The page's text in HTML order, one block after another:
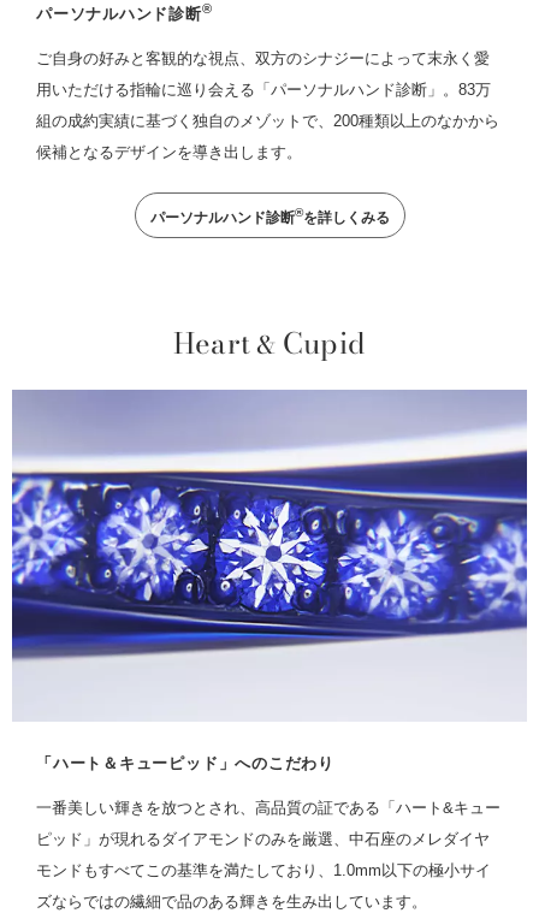
パーソナルハンド診断®
ご自身の好みと客観的な視点、双方のシナジーによって末永く愛
用いただける指輪に巡り会える「パーソナルハンド診断」。83万
組の成約実績に基づく独自のメゾットで、200種類以上のなかから
候補となるデザインを導き出します。
パーソナルハンド診断®を詳しくみる
Heart& Cupid
「ハート＆キューピッド」へのこだわり
一番美しい輝きを放つとされ、高品質の証である「ハート&キュー
ピッド」が現れるダイアモンドのみを厳選、中石座のメレダイヤ
モンドもすべてこの基準を満たしており、1.0mm以下の極小サイ
ズならではの繊細で品のある輝きを生み出しています。